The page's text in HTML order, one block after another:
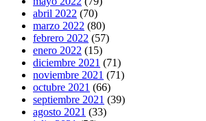
abril 2022 (70)
marzo 2022 (80)
febrero 2022 (57)
enero 2022 (15)
diciembre 2021 (71)
noviembre 2021 (71)
octubre 2021 (66)
septiembre 2021 (39)
agosto 2021 (33)